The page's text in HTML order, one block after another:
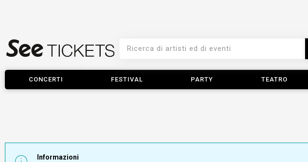
CONCERTI FESTIVAL PARTY TEATRO
Informazioni